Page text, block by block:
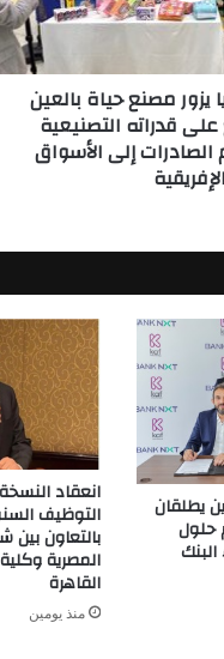
يزور مصنع حياة بالعين
قدراته التصنيعية
إلى الأسواق
الإفريقية
يطلقان
حلول
انعقاد
التوظيف
بالتعاون بين
المصرية
القاهرة
منذ يومين